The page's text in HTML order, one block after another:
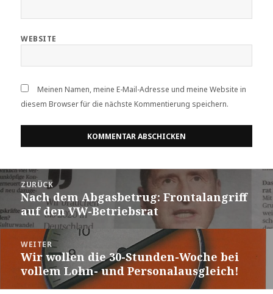
WEBSITE
Meinen Namen, meine E-Mail-Adresse und meine Website in
diesem Browser für die nächste Kommentierung speichern.
Beitrags-
Navigation
ZURÜCK
Vorheriger
Beitrag:
Nach dem Abgasbetrug: Frontalangriff
auf den VW-Betriebsrat
WEITER
Nächster
Beitrag:
Wir wollen die 30-Stunden-Woche bei
vollem Lohn- und Personalausgleich!